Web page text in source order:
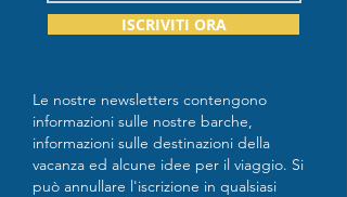
ISCRIVITI ORA
Le nostre newsletters contengono
informazioni sulle nostre barche,
informazioni sulle destinazioni della
vacanza ed alcune idee per il viaggio. Si
può annullare l'iscrizione in qualsiasi